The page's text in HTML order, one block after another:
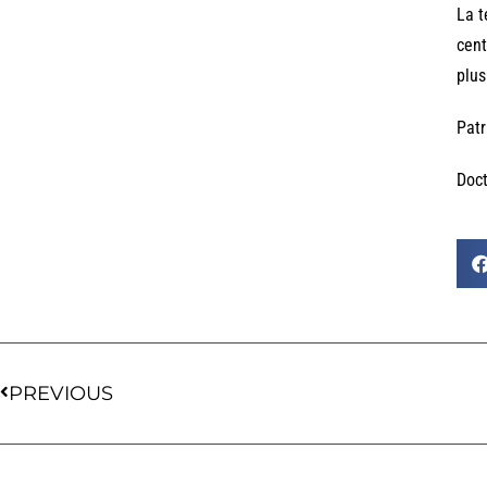
La
PREVIOUS